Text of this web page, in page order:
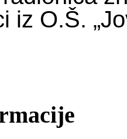
iz O.Š.